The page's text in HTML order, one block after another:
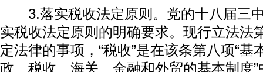
3.落实税收法定原则。党的十八届三
实税收法定原则的明确要求。现行立法法
定法律的事项，“税收”是在该条第八项“基
政、税收、海关、金融和外贸的基本制度